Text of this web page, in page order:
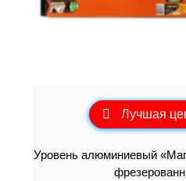
Лучшая
Уровень алюминиевый